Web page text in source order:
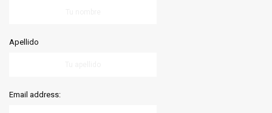
Apellido
Email address: